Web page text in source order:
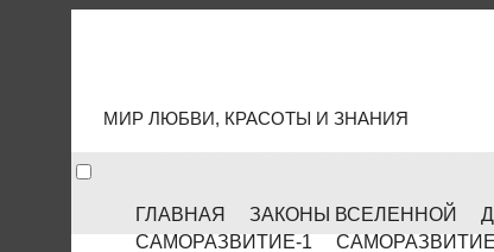
МИР ЛЮБВИ, КРАСОТЫ И ЗНАНИЯ
ГЛАВНАЯ ЗАКОНЫ ВСЕЛЕННОЙ
САМОРАЗВИТИЕ-1